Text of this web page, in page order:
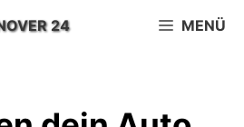
24 MENÜ